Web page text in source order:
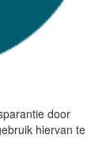
door
hiervan te